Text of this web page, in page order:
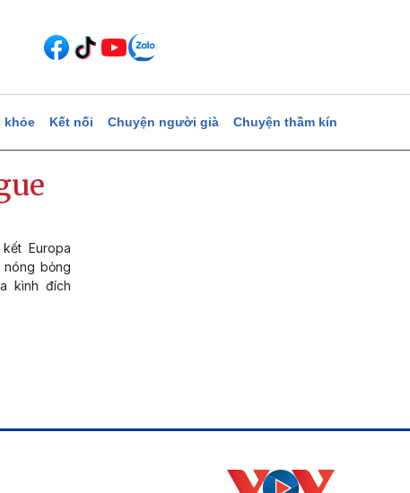
khỏe Kết nối Chuyện người già Chuyện thầm kín
Europa
bỏng
kình đích